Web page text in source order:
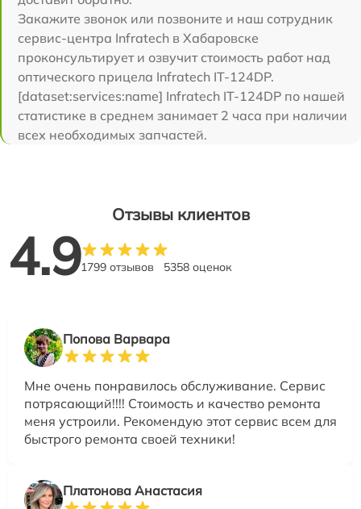
Закажите звонок или позвоните и наш сотрудник
сервис-центра Infratech в Хабаровске
проконсультирует и озвучит стоимость работ над
оптического прицела Infratech IT-124DP.
[dataset:services:name] Infratech IT-124DP по нашей
статистике в среднем занимает 2 часа при наличии
всех необходимых запчастей.
Отзывы клиентов
4.91799 отзывов 5358 оценок
Попова Варвара
Мне очень понравилось обслуживание. Сервис
потрясающий!!!! Стоимость и качество ремонта
меня устроили. Рекомендую этот сервис всем для
быстрого ремонта своей техники!
Платонова Анастасия